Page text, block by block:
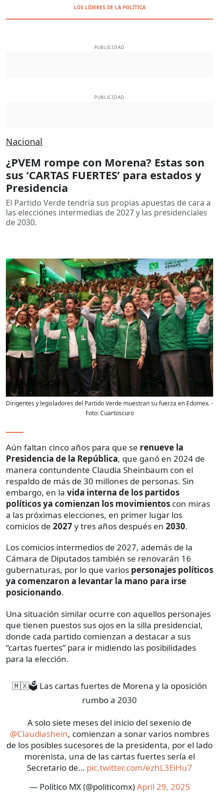
LOS LÍDERES DE LA POLÍTICA
PUBLICIDAD
PUBLICIDAD
Nacional
¿PVEM rompe con Morena? Estas son
sus ‘CARTAS FUERTES’ para estados y
Presidencia
El Partido Verde tendría sus propias apuestas de cara a
las elecciones intermedias de 2027 y las presidenciales
de 2030.
Dirigentes y legisladores del Partido Verde muestran su fuerza en Edomex.-
Foto:Cuartoscuro
Aún faltan cinco años para que se renueve la
Presidencia de la República, que ganó en 2024 de
manera contundente Claudia Sheinbaum con el
respaldo de más de 30 millones de personas. Sin
embargo, en la vida interna de los partidos
políticos ya comienzan los movimientos con miras
a las próximas elecciones, en primer lugar los
comicios de 2027y tres años después en 2030.
Los comicios intermedios de 2027, además de la
Cámara de Diputados también se renovarán 16
gubernaturas, por lo que varios personajes políticos
ya comenzaron a levantar la mano para irse
posicionando.
Una situación similar ocurre con aquellos personajes
que tienen puestos sus ojos en la silla presidencial,
donde cada partido comienzan a destacar a sus
“cartas fuertes” para ir midiendo las posibilidades
para la elección.
🇲🇽🗳️ Las cartas fuertes de Morena y la oposición
rumbo a 2030
A solo siete meses del inicio del sexenio de
@Claudiashein, comienzan a sonar varios nombres
de los posibles sucesores de la presidenta, por el lado
morenista, una de las cartas fuertes sería el
Secretario de… pic.twitter.com/ezhL3EiHu7
— Político MX (@politicomx)April 29, 2025